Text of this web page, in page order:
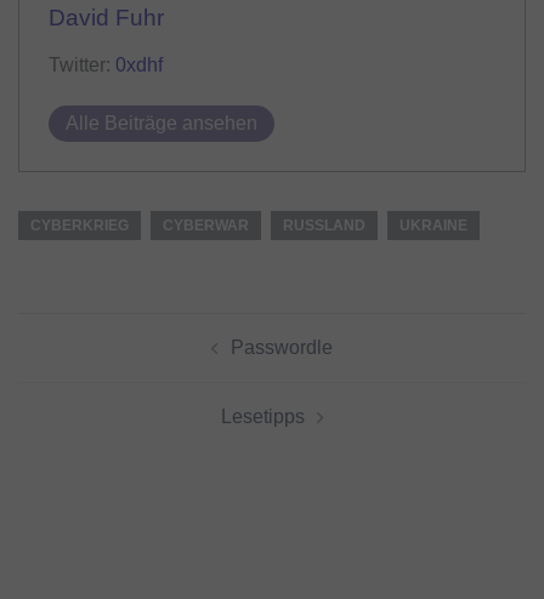
David Fuhr
Twitter: 0xdhf
Alle Beiträge ansehen
CYBERKRIEG CYBERWAR RUSSLAND UKRAINE
Passwordle
Lesetipps